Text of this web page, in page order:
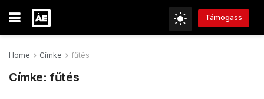
Támogass
Home Címke fűtés
Címke: fűtés